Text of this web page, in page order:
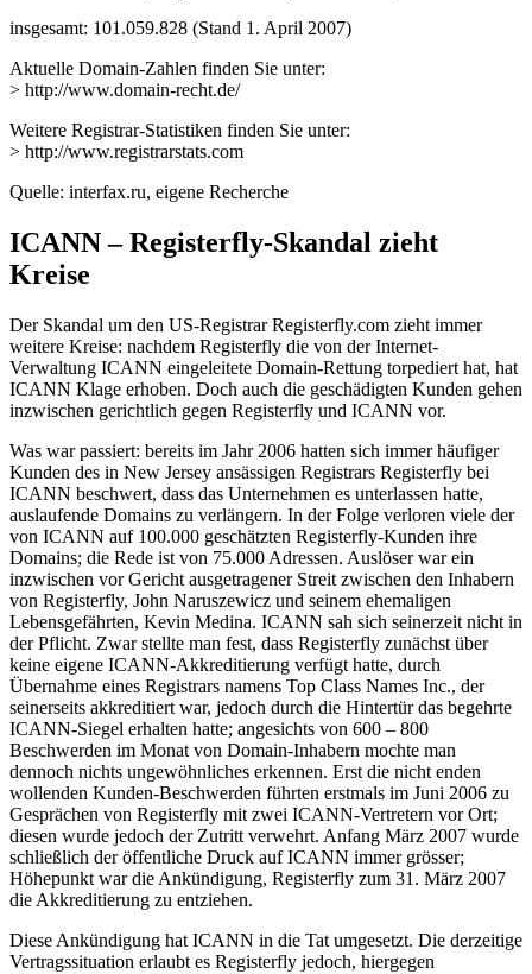
insgesamt: 101.059.828 (Stand 1. April 2007)
Aktuelle Domain-Zahlen finden Sie unter:
> http://www.domain-recht.de/
Weitere Registrar-Statistiken finden Sie unter:
> http://www.registrarstats.com
Quelle: interfax.ru, eigene Recherche
ICANN – Registerfly-Skandal zieht
Kreise
Der Skandal um den US-Registrar Registerfly.com zieht immer
weitere Kreise: nachdem Registerfly die von der Internet-
Verwaltung ICANN eingeleitete Domain-Rettung torpediert hat, hat
ICANN Klage erhoben. Doch auch die geschädigten Kunden gehen
inzwischen gerichtlich gegen Registerfly und ICANN vor.
Was war passiert: bereits im Jahr 2006 hatten sich immer häufiger
Kunden des in New Jersey ansässigen Registrars Registerfly bei
ICANN beschwert, dass das Unternehmen es unterlassen hatte,
auslaufende Domains zu verlängern. In der Folge verloren viele der
von ICANN auf 100.000 geschätzten Registerfly-Kunden ihre
Domains; die Rede ist von 75.000 Adressen. Auslöser war ein
inzwischen vor Gericht ausgetragener Streit zwischen den Inhabern
von Registerfly, John Naruszewicz und seinem ehemaligen
Lebensgefährten, Kevin Medina. ICANN sah sich seinerzeit nicht in
der Pflicht. Zwar stellte man fest, dass Registerfly zunächst über
keine eigene ICANN-Akkreditierung verfügt hatte, durch
Übernahme eines Registrars namens Top Class Names Inc., der
seinerseits akkreditiert war, jedoch durch die Hintertür das begehrte
ICANN-Siegel erhalten hatte; angesichts von 600 – 800
Beschwerden im Monat von Domain-Inhabern mochte man
dennoch nichts ungewöhnliches erkennen. Erst die nicht enden
wollenden Kunden-Beschwerden führten erstmals im Juni 2006 zu
Gesprächen von Registerfly mit zwei ICANN-Vertretern vor Ort;
diesen wurde jedoch der Zutritt verwehrt. Anfang März 2007 wurde
schließlich der öffentliche Druck auf ICANN immer grösser;
Höhepunkt war die Ankündigung, Registerfly zum 31. März 2007
die Akkreditierung zu entziehen.
Diese Ankündigung hat ICANN in die Tat umgesetzt. Die derzeitige
Vertragssituation erlaubt es Registerfly jedoch, hiergegen